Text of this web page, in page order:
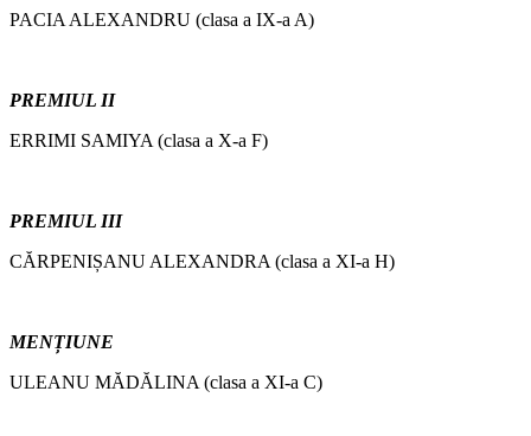
PACIA ALEXANDRU (clasa a IX-a A)
PREMIUL II
ERRIMI SAMIYA (clasa a X-a F)
PREMIUL III
CĂRPENIȘANU ALEXANDRA (clasa a XI-a H)
MENȚIUNE
ULEANU MĂDĂLINA (clasa a XI-a C)